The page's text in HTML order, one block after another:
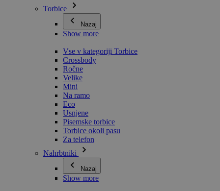
Torbice
Nazaj
Show more
Vse v kategoriji Torbice
Crossbody
Ročne
Velike
Mini
Na ramo
Eco
Usnjene
Pisemske torbice
Torbice okoli pasu
Za telefon
Nahrbtniki
Nazaj
Show more